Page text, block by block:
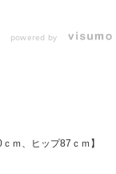
powered by
ｍ、ヒップ87ｃｍ】